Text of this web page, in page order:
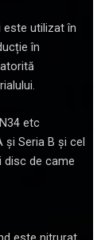
este utilizat în
în
etc
și Seria B și cel
disc de came